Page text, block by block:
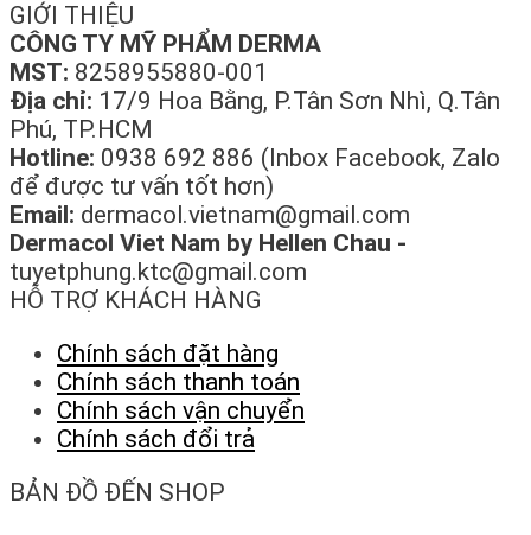
GIỚI THIỆU
CÔNG TY MỸ PHẨM DERMA
MST: 8258955880-001
Địa chỉ: 17/9 Hoa Bằng, P.Tân Sơn Nhì, Q.Tân
Phú, TP.HCM
Hotline: 0938 692 886 (Inbox Facebook, Zalo
để được tư vấn tốt hơn)
Email: dermacol.vietnam@gmail.com
Dermacol Viet Nam by Hellen Chau -
tuyetphung.ktc@gmail.com
HỖ TRỢ KHÁCH HÀNG
Chính sách đặt hàng
Chính sách thanh toán
Chính sách vận chuyển
Chính sách đổi trả
BẢN ĐỒ ĐẾN SHOP